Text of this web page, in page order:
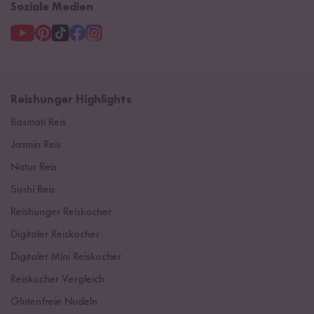
Soziale Medien
Reishunger Highlights
Basmati Reis
Jasmin Reis
Natur Reis
Sushi Reis
Reishunger Reiskocher
Digitaler Reiskocher
Digitaler Mini Reiskocher
Reiskocher Vergleich
Glutenfreie Nudeln